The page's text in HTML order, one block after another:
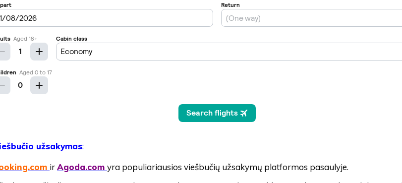
užsakymas:
irAgoda.com yra populiariausios viešbučių užsakymų platformos pasaulyje.